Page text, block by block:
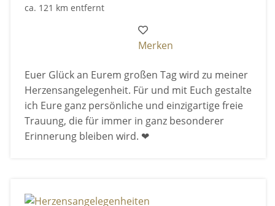
ca. 121 km entfernt
Merken
Euer Glück an Eurem großen Tag wird zu meiner
Herzensangelegenheit. Für und mit Euch gestalte
ich Eure ganz persönliche und einzigartige freie
Trauung, die für immer in ganz besonderer
Erinnerung bleiben wird. ❤